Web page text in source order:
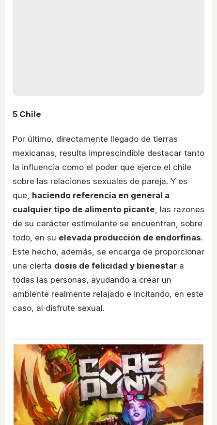
5 Chile
Por último, directamente llegado de tierras
mexicanas, resulta imprescindible destacar tanto
la influencia como el poder que ejerce el chile
sobre las relaciones sexuales de pareja. Y es
que, haciendo referencia en general a
cualquier tipo de alimento picante, las razones
de su carácter estimulante se encuentran, sobre
todo, en su elevada producción de endorfinas.
Este hecho, además, se encarga de proporcionar
una cierta dosis de felicidad y bienestar a
todas las personas, ayudando a crear un
ambiente realmente relajado e incitando, en este
caso, al disfrute sexual.